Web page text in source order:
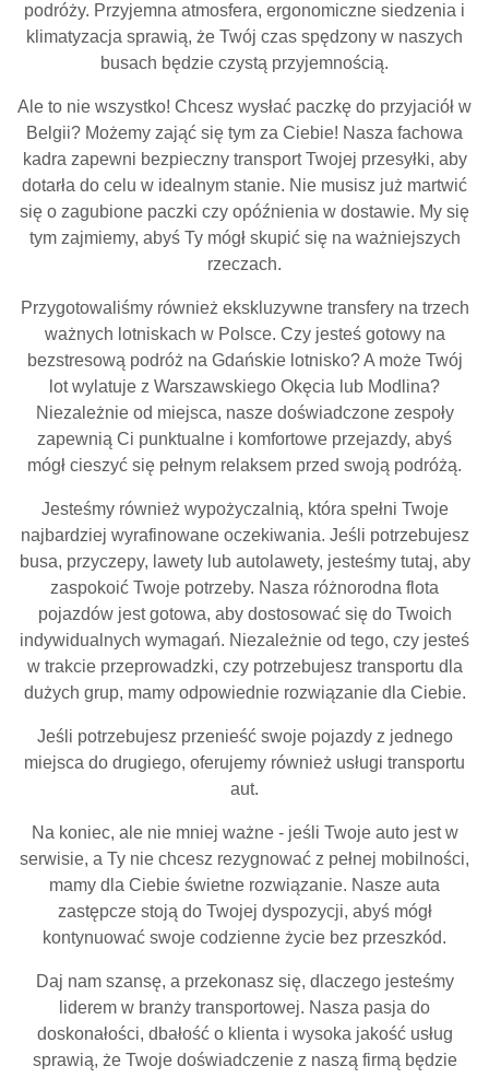
podróży. Przyjemna atmosfera, ergonomiczne siedzenia i
klimatyzacja sprawią, że Twój czas spędzony w naszych
busach będzie czystą przyjemnością.
Ale to nie wszystko! Chcesz wysłać paczkę do przyjaciół w
Belgii? Możemy zająć się tym za Ciebie! Nasza fachowa
kadra zapewni bezpieczny transport Twojej przesyłki, aby
dotarła do celu w idealnym stanie. Nie musisz już martwić
się o zagubione paczki czy opóźnienia w dostawie. My się
tym zajmiemy, abyś Ty mógł skupić się na ważniejszych
rzeczach.
Przygotowaliśmy również ekskluzywne transfery na trzech
ważnych lotniskach w Polsce. Czy jesteś gotowy na
bezstresową podróż na Gdańskie lotnisko? A może Twój
lot wylatuje z Warszawskiego Okęcia lub Modlina?
Niezależnie od miejsca, nasze doświadczone zespoły
zapewnią Ci punktualne i komfortowe przejazdy, abyś
mógł cieszyć się pełnym relaksem przed swoją podróżą.
Jesteśmy również wypożyczalnią, która spełni Twoje
najbardziej wyrafinowane oczekiwania. Jeśli potrzebujesz
busa, przyczepy, lawety lub autolawety, jesteśmy tutaj, aby
zaspokoić Twoje potrzeby. Nasza różnorodna flota
pojazdów jest gotowa, aby dostosować się do Twoich
indywidualnych wymagań. Niezależnie od tego, czy jesteś
w trakcie przeprowadzki, czy potrzebujesz transportu dla
dużych grup, mamy odpowiednie rozwiązanie dla Ciebie.
Jeśli potrzebujesz przenieść swoje pojazdy z jednego
miejsca do drugiego, oferujemy również usługi transportu
aut.
Na koniec, ale nie mniej ważne - jeśli Twoje auto jest w
serwisie, a Ty nie chcesz rezygnować z pełnej mobilności,
mamy dla Ciebie świetne rozwiązanie. Nasze auta
zastępcze stoją do Twojej dyspozycji, abyś mógł
kontynuować swoje codzienne życie bez przeszkód.
Daj nam szansę, a przekonasz się, dlaczego jesteśmy
liderem w branży transportowej. Nasza pasja do
doskonałości, dbałość o klienta i wysoka jakość usług
sprawią, że Twoje doświadczenie z naszą firmą będzie